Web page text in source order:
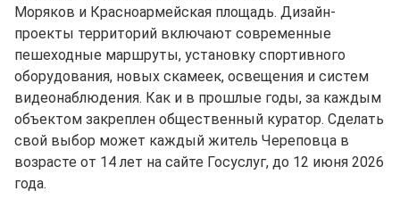
Моряков и Красноармейская площадь. Дизайн-
проекты территорий включают современные
пешеходные маршруты, установку спортивного
оборудования, новых скамеек, освещения и систем
видеонаблюдения. Как и в прошлые годы, за каждым
объектом закреплен общественный куратор. Сделать
свой выбор может каждый житель Череповца в
возрасте от 14 лет на сайте Госуслуг, до 12 июня 2026
года.